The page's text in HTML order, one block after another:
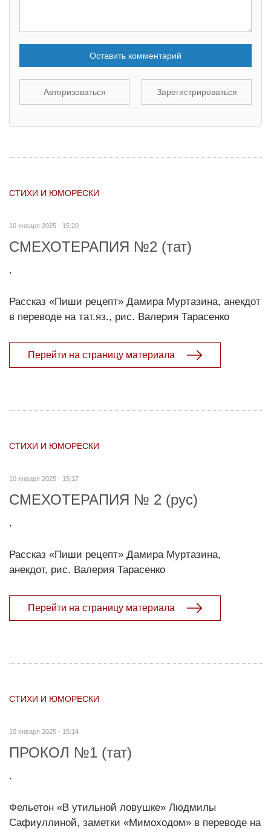
Оставить комментарий
Авторизоваться Зарегистрироваться
СТИХИ И ЮМОРЕСКИ
10 января 2025 - 15:20
СМЕХОТЕРАПИЯ №2 (тат)
.
Рассказ «Пиши рецепт» Дамира Муртазина, анекдот
в переводе на тат.яз., рис. Валерия Тарасенко
Перейти на страницу материала
СТИХИ И ЮМОРЕСКИ
10 января 2025 - 15:17
СМЕХОТЕРАПИЯ № 2 (рус)
.
Рассказ «Пиши рецепт» Дамира Муртазина,
анекдот, рис. Валерия Тарасенко
Перейти на страницу материала
СТИХИ И ЮМОРЕСКИ
10 января 2025 - 15:14
ПРОКОЛ №1 (тат)
.
Фельетон «В утильной ловушке» Людмилы
Сафиуллиной, заметки «Мимоходом» в переводе на